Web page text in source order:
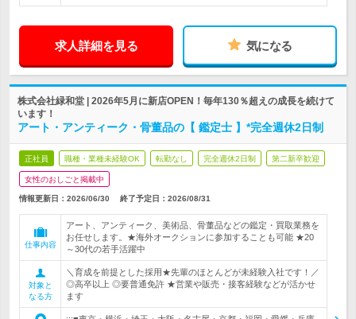
求人詳細を見る 気になる
株式会社緑和堂 | 2026年5月に新店OPEN！毎年130％超えの成長を続けて
います！
アート・アンティーク・骨董品の【 鑑定士 】*完全週休2日制
正社員 職種・業種未経験OK 転勤なし 完全週休2日制 第二新卒歓迎
女性のおしごと掲載中
情報更新日：2026/06/30 終了予定日： 2026/08/31
仕事内容
アート、アンティーク、美術品、骨董品などの鑑定・買取業務を
お任せします。★海外オークションに参加することも可能 ★20
～30代の若手活躍中
対象と
なる方
＼育成を前提とした採用★先輩のほとんどが未経験入社です！／
◎高卒以上 ◎要普通免許 ★営業や販売・接客経験などが活かせ
ます